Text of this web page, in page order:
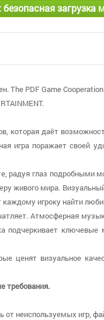
загрузка
PDF Game Cooperation
которая даёт
игра поражает своей
радуя глаз
живого мира.
каждому игроку найти
Атмосферная
подчеркивает
ценят визуальное
требования.
неиспользуемых игр,